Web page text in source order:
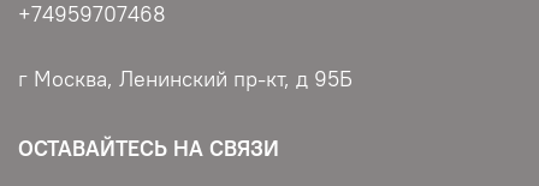
+74959707468
г Москва, Ленинский пр-кт, д 95Б
ОСТАВАЙТЕСЬ НА СВЯЗИ